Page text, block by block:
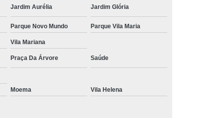
de Estresse São Paulo
Estresse
Tratamento Pós Traumático
de Estresse Pós Traumático
Tratamento de Síndrome do Pânico
Transtorno do Pânico
e Síndrome do Pânico
Jardim Aurélia Jardim Glória
Parque Novo Mundo Parque Vila Maria
Vila Mariana
Praça Da Árvore Saúde
Moema Vila Helena